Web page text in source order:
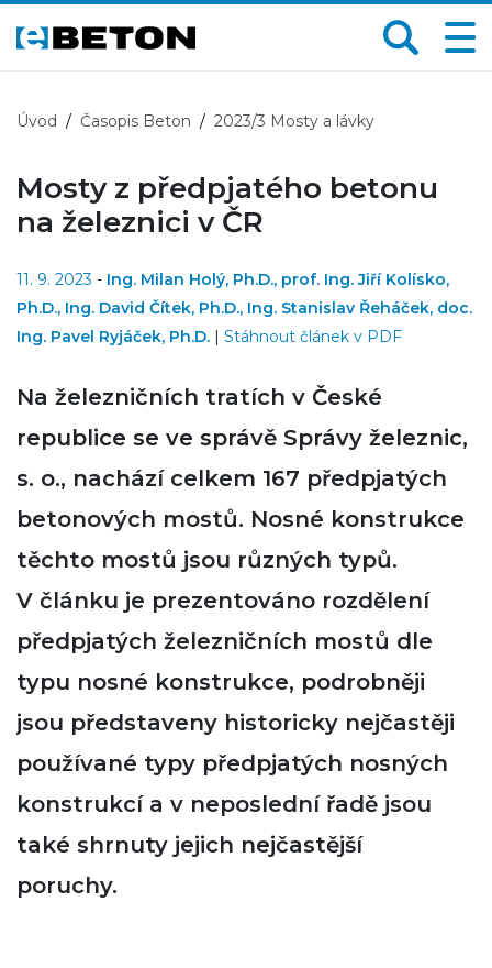
Úvod Časopis Beton 2023/3 Mosty a lávky
Mosty z předpjatého betonu
na železnici v ČR
11. 9. 2023 - Ing. Milan Holý, Ph.D. prof. Ing. Jiří Kolísko,
Ph.D. Ing. David Čítek, Ph.D. Ing. Stanislav Řeháček doc.
Ing. Pavel Ryjáček, Ph.D. | Stáhnout článek v PDF
Na železničních tratích v České
republice se ve správě Správy železnic,
s. o., nachází celkem 167 předpjatých
betonových mostů. Nosné konstrukce
těchto mostů jsou různých typů.
V článku je prezentováno rozdělení
předpjatých železničních mostů dle
typu nosné konstrukce, podrobněji
jsou představeny historicky nejčastěji
používané typy předpjatých nosných
konstrukcí a v neposlední řadě jsou
také shrnuty jejich nejčastější
poruchy.